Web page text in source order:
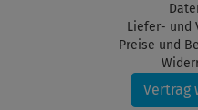
Liefer- und
Preise und
Vertrag